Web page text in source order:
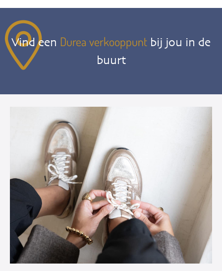
Vind een Durea verkooppunt bij jou in de
buurt